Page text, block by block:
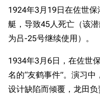
1924年3月19日在佐世
艇，导致45人死亡（该
为吕-25号继续使用）。
1934年3月6日，在佐世
名的“友鹤事件”。演习
设计缺陷而倾覆，龙田